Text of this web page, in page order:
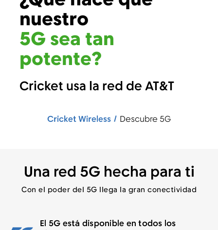
Menú
nuestro
5G sea tan
potente?
Cricket usa la red de AT&T
Cricket Wireless Descubre 5G
Una red 5G hecha para ti
Con el poder del 5G llega la gran conectividad
El 5G está disponible en todos los